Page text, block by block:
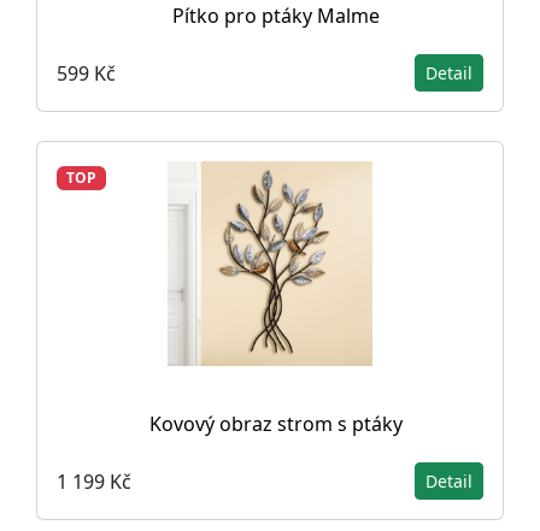
Pítko pro ptáky Malme
599 Kč Detail
TOP
Kovový obraz strom s ptáky
1 199 Kč Detail